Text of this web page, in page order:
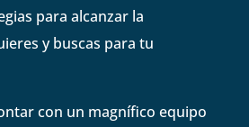
para alcanzar la
y buscas para tu
con un magnífico equipo